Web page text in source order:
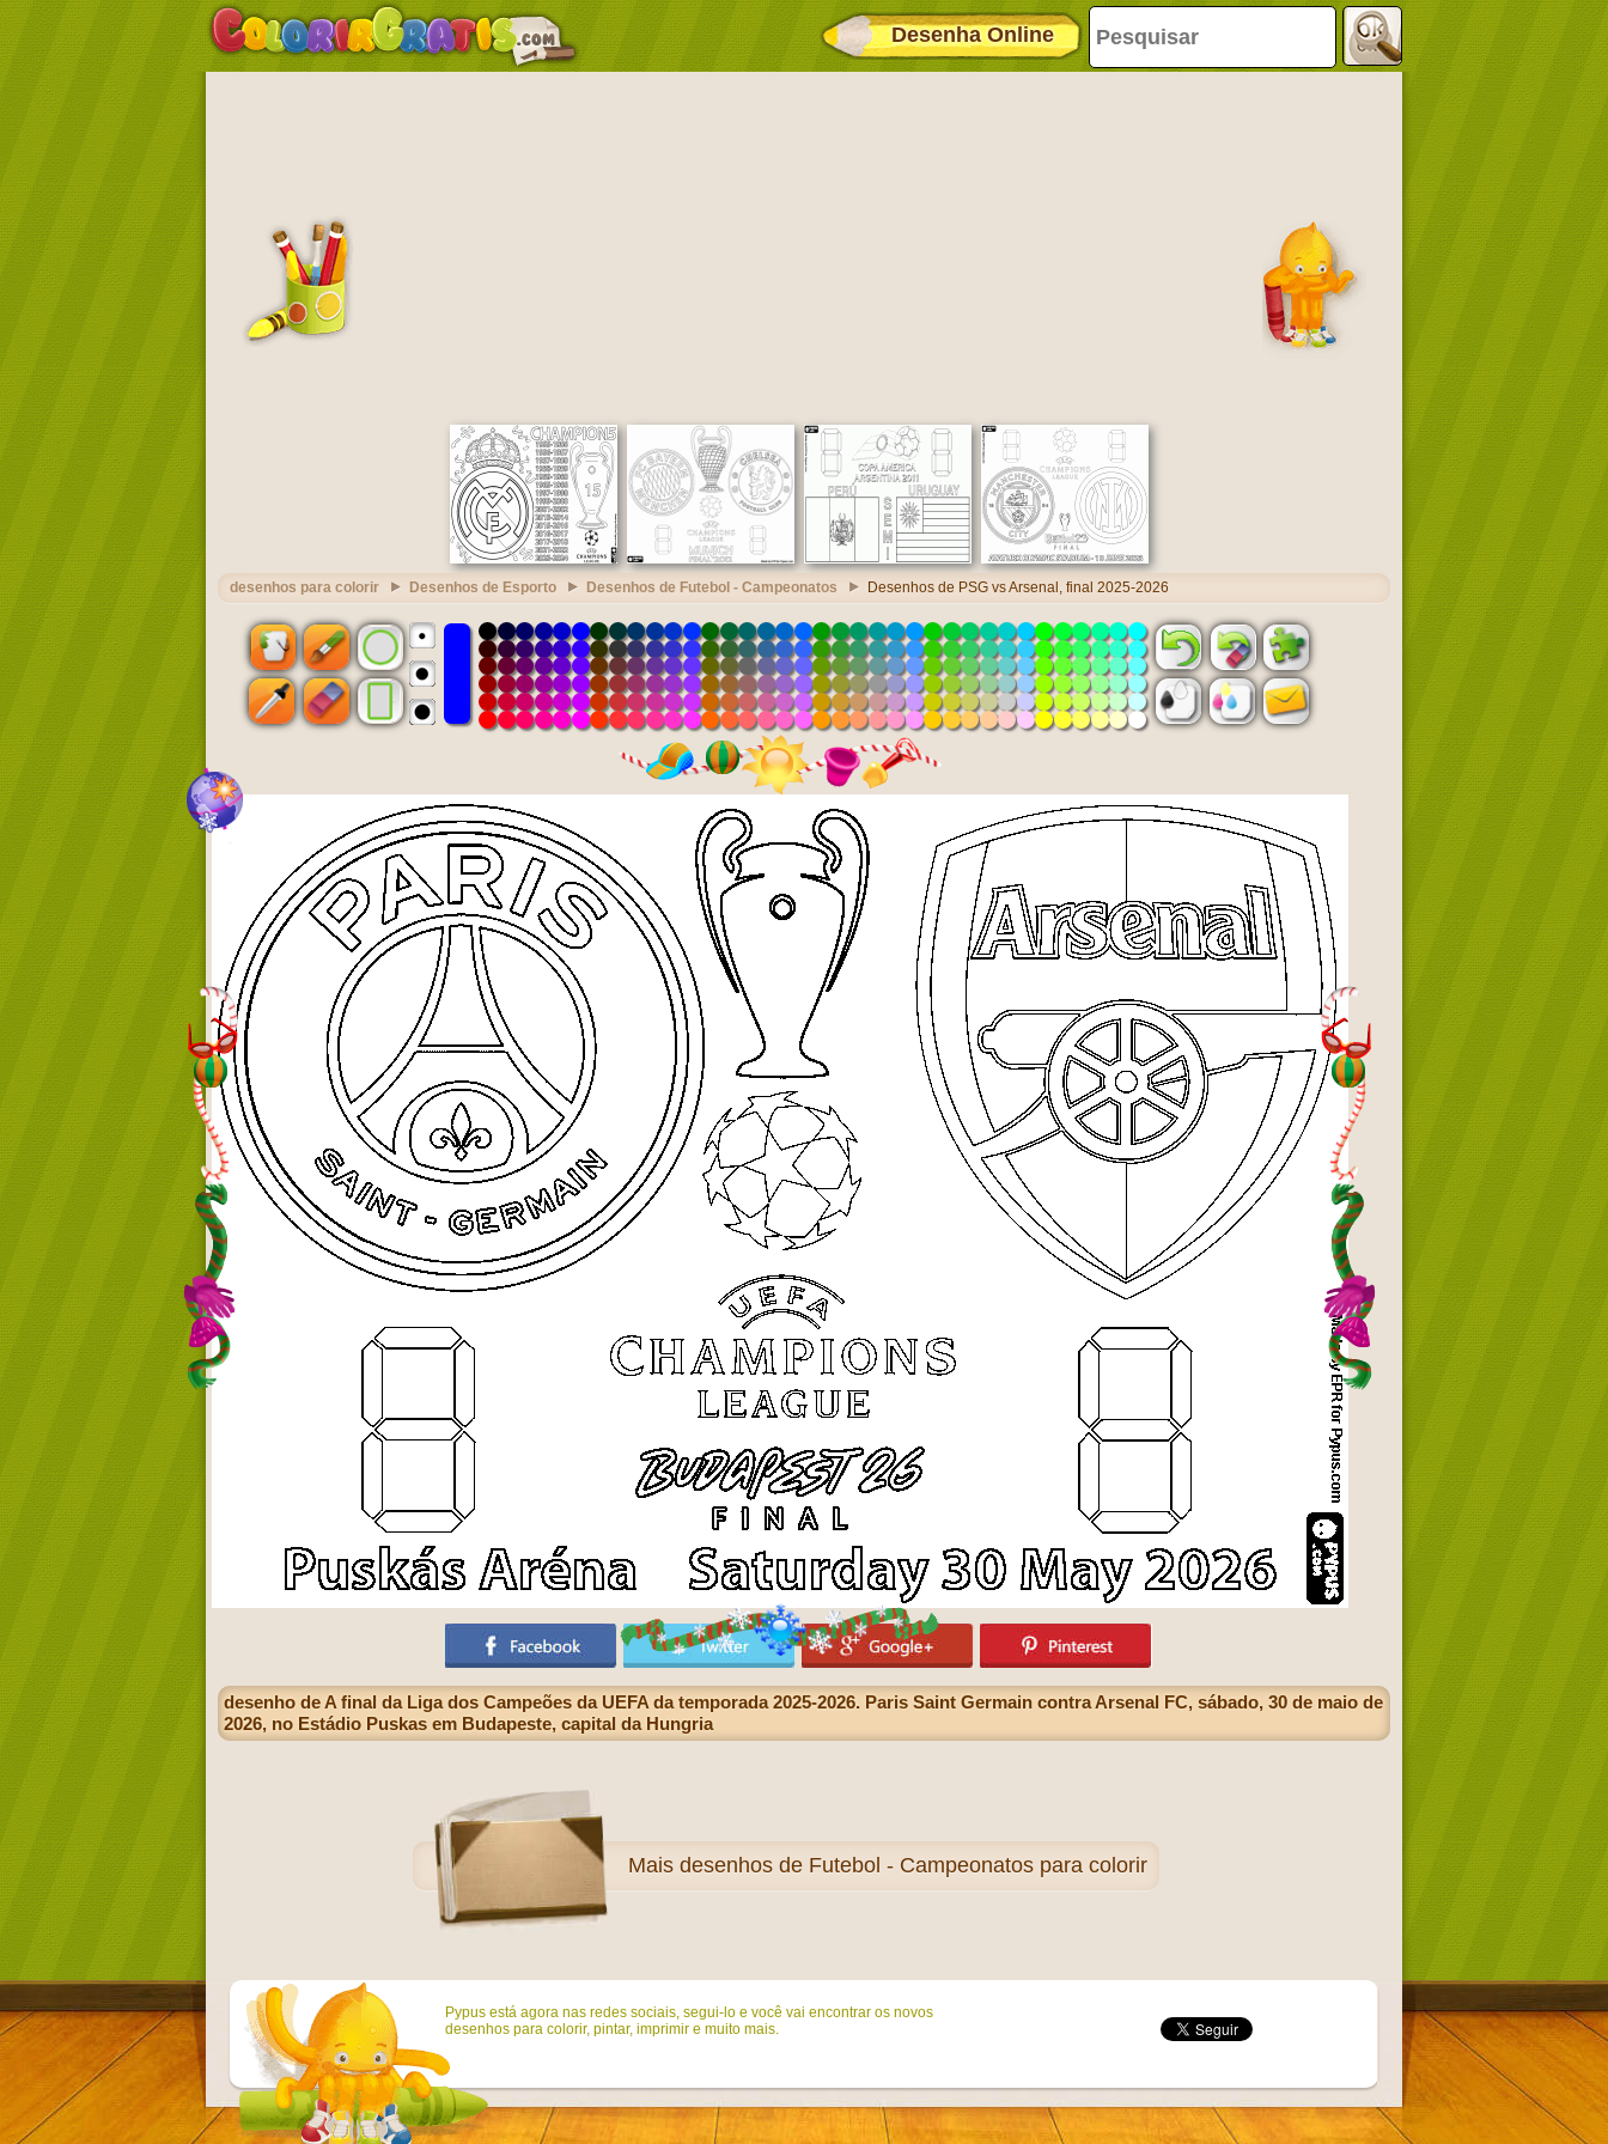
Desenha Online
desenhos para colorir Desenhos de Esporto Desenhos de Futebol - Campeonatos Desenhos de PSG vs Arsenal, final 2025-2026
desenho de A final da Liga dos Campeões da UEFA da temporada 2025-2026. Paris Saint Germain contra Arsenal FC, sábado, 30 de maio de
2026, no Estádio Puskas em Budapeste, capital da Hungria
Mais desenhos de Futebol - Campeonatos para colorir
Pypus está agora nas redes sociais, segui-lo e você vai encontrar os novos
desenhos para colorir, pintar, imprimir e muito mais.